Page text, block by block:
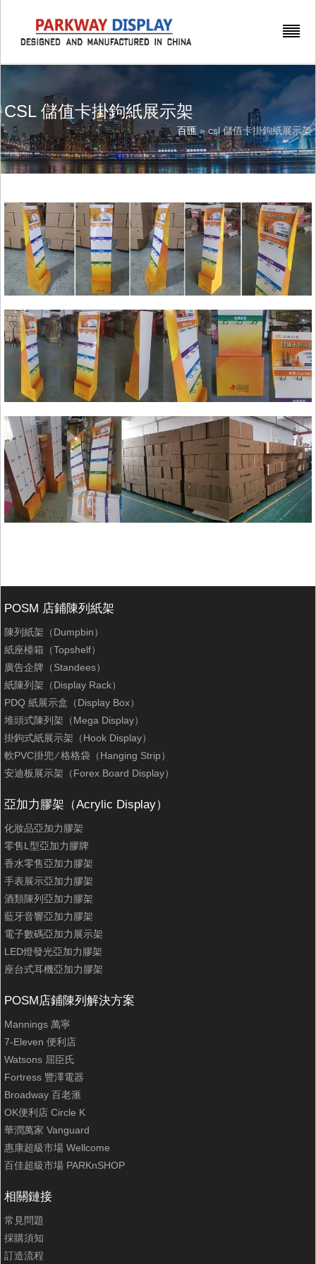
CSL 儲值卡掛鉤紙展示架
百匯 » csl 儲值卡掛鉤紙展示架
POSM 店鋪陳列紙架
陳列紙架（Dumpbin）
紙座檯箱（Topshelf）
廣告企牌（Standees）
紙陳列架（Display Rack）
PDQ 紙展示盒（Display Box）
堆頭式陳列架（Mega Display）
掛鉤式紙展示架（Hook Display）
軟PVC掛兜 ∕ 格格袋（Hanging Strip）
安迪板展示架（Forex Board Display）
亞加力膠架（Acrylic Display）
化妝品亞加力膠架
零售L型亞加力膠牌
香水零售亞加力膠架
手表展示亞加力膠架
酒類陳列亞加力膠架
藍牙音響亞加力膠架
電子數碼亞加力展示架
LED燈發光亞加力膠架
座台式耳機亞加力膠架
POSM店鋪陳列解決方案
Mannings 萬寧
7-Eleven 便利店
Watsons 屈臣氏
Fortress 豐澤電器
Broadway 百老滙
OK便利店 Circle K
華潤萬家 Vanguard
惠康超級市場 Wellcome
百佳超級市場 PARKnSHOP
相關鏈接
常見問題
採購須知
訂造流程